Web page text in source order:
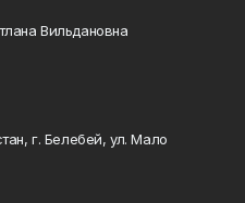
Вильдановна
г. Белебей, ул. Мало